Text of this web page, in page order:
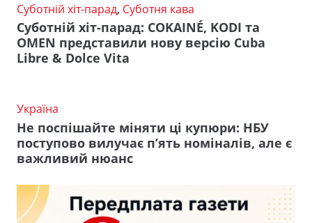
Суботній хіт-парад, Суботня кава
Суботній хіт-парад: COKAINÉ, KODI та
OMEN представили нову версію Cuba
Libre & Dolce Vita
Україна
Не поспішайте міняти ці купюри: НБУ
поступово вилучає п’ять номіналів, але є
важливий нюанс